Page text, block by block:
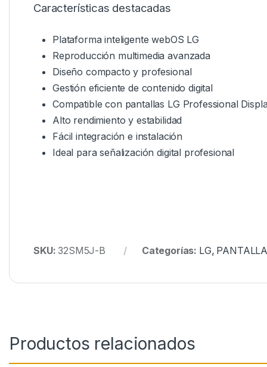
Características destacadas
Plataforma inteligente webOS LG
Reproducción multimedia avanzada
Diseño compacto y profesional
Gestión eficiente de contenido digital
Compatible con pantallas LG Professional
Alto rendimiento y estabilidad
Fácil integración e instalación
Ideal para señalización digital profesional
SKU:32SM5J-B Categorías: LG,
Productos relacionados